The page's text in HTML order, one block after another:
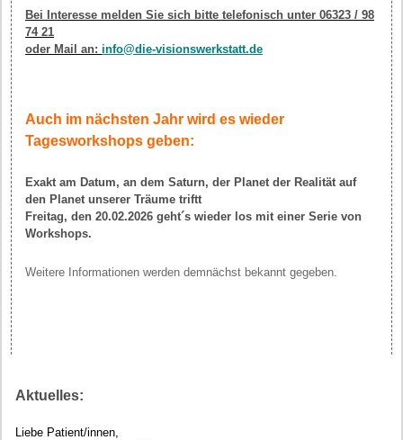
Bei Interesse melden Sie sich bitte telefonisch unter 06323 / 98
74 21
oder Mail an: info@die-visionswerkstatt.de
Auch im nächsten Jahr wird es wieder
Tagesworkshops geben:
Exakt am Datum, an dem Saturn, der Planet der Realität auf
den Planet unserer Träume triftt
Freitag, den 20.02.2026 geht´s wieder los mit einer Serie von
Workshops.
Weitere Informationen werden demnächst bekannt gegeben.
Aktuelles:
Liebe Patient/innen,